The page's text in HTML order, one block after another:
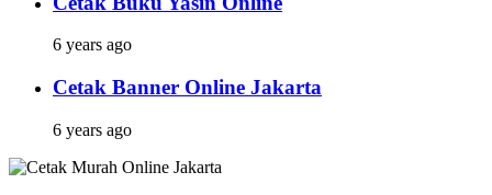
6 years ago
Cetak Banner Online Jakarta
6 years ago